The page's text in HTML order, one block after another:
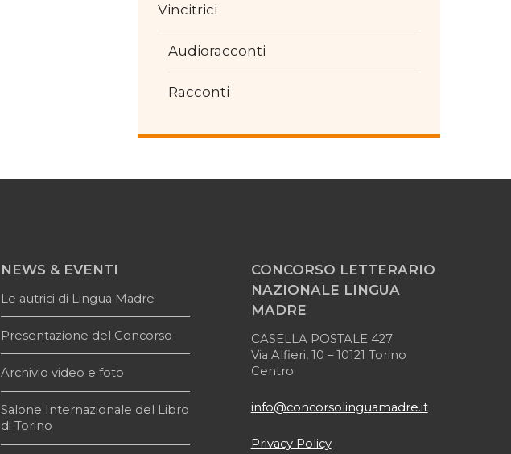
Vincitrici
Audioracconti
Racconti
NEWS & EVENTI
Le autrici di Lingua Madre
Presentazione del Concorso
Archivio video e foto
Salone Internazionale del Libro
di Torino
CONCORSO LETTERARIO
NAZIONALE LINGUA
MADRE
CASELLA POSTALE 427
Via Alfieri, 10 – 10121 Torino
Centro
info@concorsolinguamadre.it
Privacy Policy